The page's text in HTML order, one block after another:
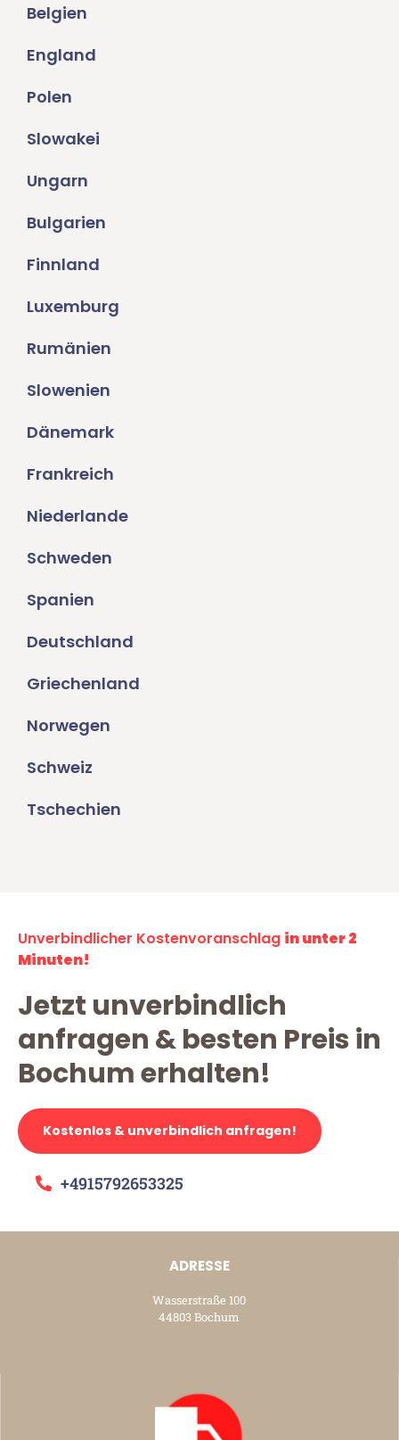
Belgien
England
Polen
Slowakei
Ungarn
Bulgarien
Finnland
Luxemburg
Rumänien
Slowenien
Dänemark
Frankreich
Niederlande
Schweden
Spanien
Deutschland
Griechenland
Norwegen
Schweiz
Tschechien
Unverbindlicher Kostenvoranschlag in unter 2
Minuten!
Jetzt unverbindlich
anfragen & besten Preis in
Bochum erhalten!
Kostenlos & unverbindlich anfragen!
+4915792653325
ADRESSE
Wasserstraße 100
44803 Bochum